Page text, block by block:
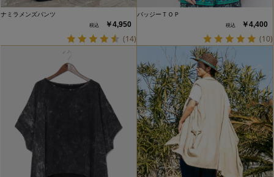
ナミラメンズパンツ
￥4,950
(14)
バッジーＴＯＰ
￥4,400
(10)